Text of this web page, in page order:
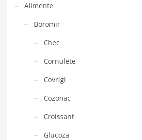
Alimente
Boromir
Chec
Cornulete
Covrigi
Cozonac
Croissant
Glucoza